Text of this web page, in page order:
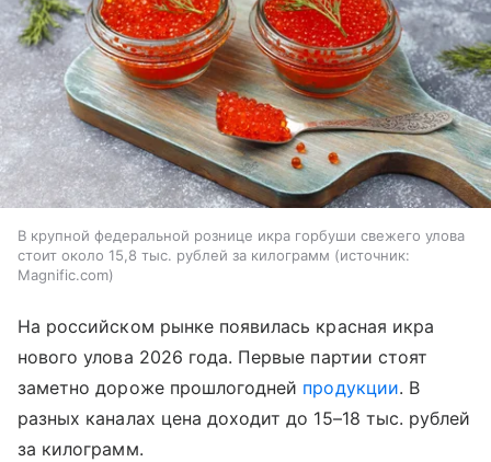
В крупной федеральной рознице икра горбуши свежего улова
стоит около 15,8 тыс. рублей за килограмм
источник:
Magnific.com
На российском рынке появилась красная икра
нового улова 2026 года. Первые партии стоят
заметно дороже прошлогодней продукции. В
разных каналах цена доходит до 15–18 тыс. рублей
за килограмм.